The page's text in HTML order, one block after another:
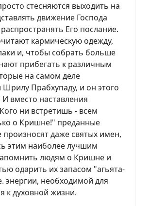
стесняются выходить на
движение Господа
Его послание.
кармическую одежду,
и, чтобы собрать больше
прибегать к различным
на самом деле
Шрилу Прабхупаду, и он этого
вместо наставления
ни встретишь - всем
о Кришне!" преданные
произносят даже святых имен,
этим наиболее лучшим
людям о Кришне и
одарить их запасом "агьята-
энергии, необходимой для
к духовной жизни.